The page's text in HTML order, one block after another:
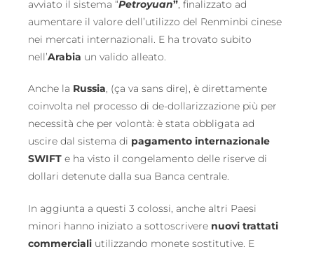
avviato il sistema “Petroyuan” , finalizzato ad
aumentare il valore dell’utilizzo del Renminbi cinese
nei mercati internazionali. E ha trovato subito
nell’Arabia un valido alleato.
Anche la Russia , (ça va sans dire), è direttamente
coinvolta nel processo di de-dollarizzazione più per
necessità che per volontà: è stata obbligata ad
uscire dal sistema di pagamento internazionale
SWIFT e ha visto il congelamento delle riserve di
dollari detenute dalla sua Banca centrale.
In aggiunta a questi 3 colossi, anche altri Paesi
minori hanno iniziato a sottoscrivere nuovi trattati
commerciali utilizzando monete sostitutive. E